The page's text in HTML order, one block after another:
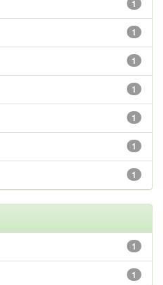
1
1
1
1
1
1
1
1
1